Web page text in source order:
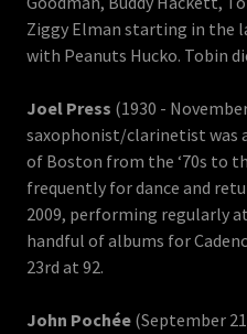
Ziggy Elman starting in the
with Peanuts Hucko. Tobin
Joel Press (1930 -
saxophonist/clarinetist was
of Boston from the ‘70s to
frequently for dance and
2009, performing regularly
handful of albums for
23rd at 92.
John Pochée (September